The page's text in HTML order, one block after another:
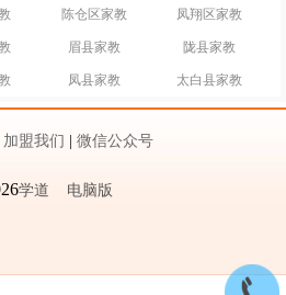
陈仓区家教 凤翔区家教
眉县家教 陇县家教
凤县家教 太白县家教
加盟我们 微信公众号
学道 电脑版